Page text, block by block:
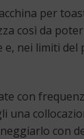
per
così da
e, nei limiti
con
una
con